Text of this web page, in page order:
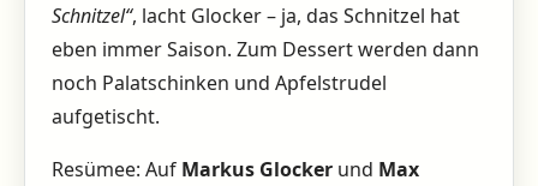
Schnitzel“, lacht Glocker – ja, das Schnitzel hat
eben immer Saison. Zum Dessert werden dann
noch Palatschinken und Apfelstrudel
aufgetischt.
Resümee: Auf Markus Glocker und Max